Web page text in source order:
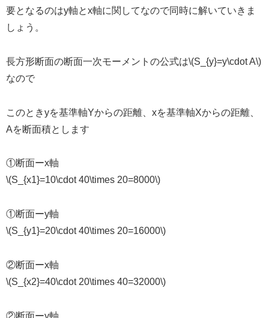
要となるのはy軸とx軸に関してなので同時に解いていきま
しょう。
長方形断面の断面一次モーメントの公式は\(S_{y}=y\cdot A\)
なので
このときyを基準軸Yからの距離、xを基準軸Xからの距離、
Aを断面積とします
①断面ーx軸
\(S_{x1}=10\cdot 40\times 20=8000\)
①断面ーy軸
\(S_{y1}=20\cdot 40\times 20=16000\)
②断面ーx軸
\(S_{x2}=40\cdot 20\times 40=32000\)
②断面ーy軸